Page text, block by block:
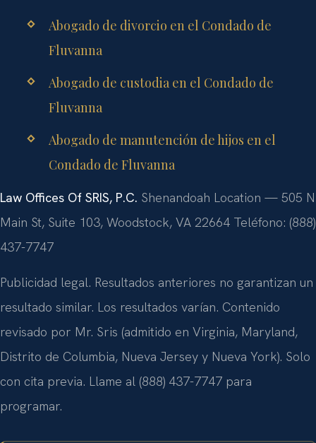
Abogado de divorcio en el Condado de
Fluvanna
Abogado de custodia en el Condado de
Fluvanna
Abogado de manutención de hijos en el
Condado de Fluvanna
Law Offices Of SRIS, P.C. Shenandoah Location — 505 N
Main St, Suite 103, Woodstock, VA 22664 Teléfono: (888)
437-7747
Publicidad legal. Resultados anteriores no garantizan un
resultado similar. Los resultados varían. Contenido
revisado por Mr. Sris (admitido en Virginia, Maryland,
Distrito de Columbia, Nueva Jersey y Nueva York). Solo
con cita previa. Llame al (888) 437-7747 para
programar.